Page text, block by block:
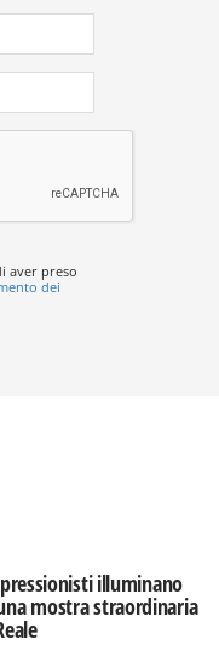
aver preso
dei
illuminano
mostra straordinaria